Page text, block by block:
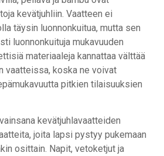
kevätjuhliin. Vaatteen ei
täysin luonnonkuitua, mutta sen
luonnonkuituja mukavuuden
materiaaleja kannattaa välttää
vaatteissa, koska ne voivat
pitkien tilaisuuksien
kevätjuhlavaatteiden
joita lapsi pystyy pukemaan
osittain. Napit, vetoketjut ja